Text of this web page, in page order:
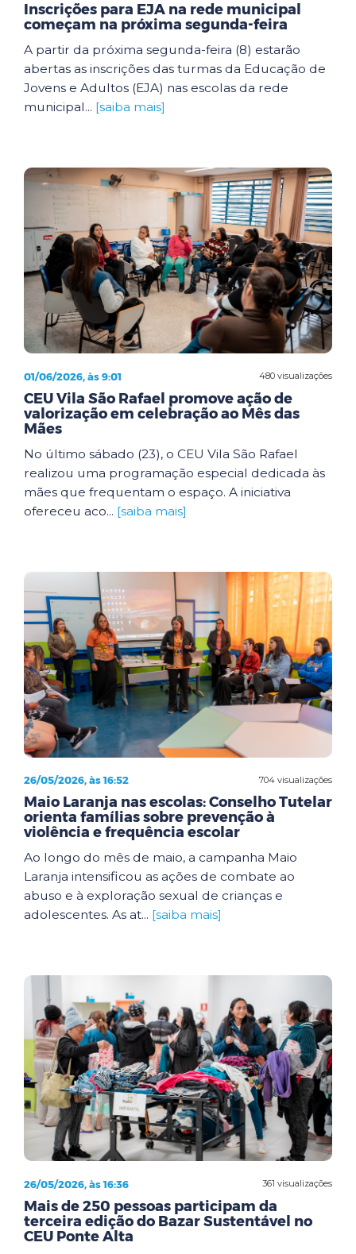
Inscrições para EJA na rede municipal
começam na próxima segunda-feira
A partir da próxima segunda-feira (8) estarão
abertas as inscrições das turmas da Educação de
Jovens e Adultos (EJA) nas escolas da rede
municipal... [saiba mais]
480 visualizações
01/06/2026, às 9:01
CEU Vila São Rafael promove ação de
valorização em celebração ao Mês das
Mães
No último sábado (23), o CEU Vila São Rafael
realizou uma programação especial dedicada às
mães que frequentam o espaço. A iniciativa
ofereceu aco... [saiba mais]
704 visualizações
26/05/2026, às 16:52
Maio Laranja nas escolas: Conselho Tutelar
orienta famílias sobre prevenção à
violência e frequência escolar
Ao longo do mês de maio, a campanha Maio
Laranja intensificou as ações de combate ao
abuso e à exploração sexual de crianças e
adolescentes. As at... [saiba mais]
361 visualizações
26/05/2026, às 16:36
Mais de 250 pessoas participam da
terceira edição do Bazar Sustentável no
CEU Ponte Alta